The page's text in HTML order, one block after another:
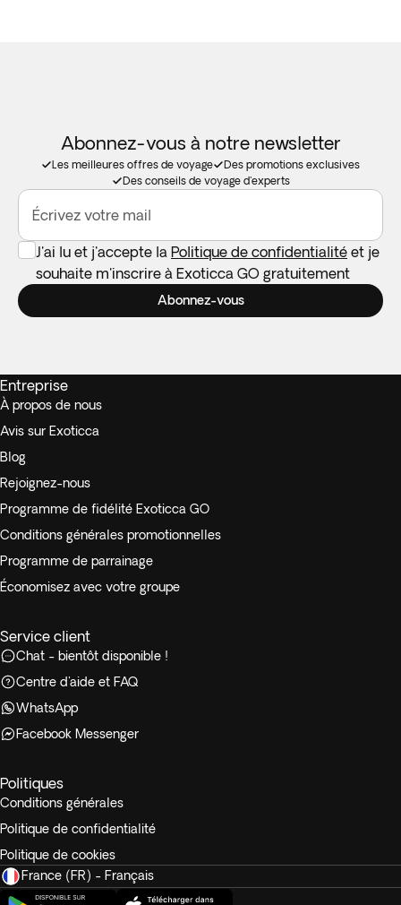
Abonnez-vous à notre newsletter
Les meilleures offres de voyage
Des promotions exclusives
Des conseils de voyage d'experts
Écrivez votre mail
J'ai lu et j'accepte la Politique de confidentialité et je
souhaite m'inscrire à Exoticca GO gratuitement
Abonnez-vous
Entreprise
À propos de nous
Avis sur Exoticca
Blog
Rejoignez-nous
Programme de fidélité Exoticca GO
Conditions générales promotionnelles
Programme de parrainage
Économisez avec votre groupe
Service client
Chat - bientôt disponible !
Centre d'aide et FAQ
WhatsApp
Facebook Messenger
Politiques
Conditions générales
Politique de confidentialité
Politique de cookies
France (FR) - Français